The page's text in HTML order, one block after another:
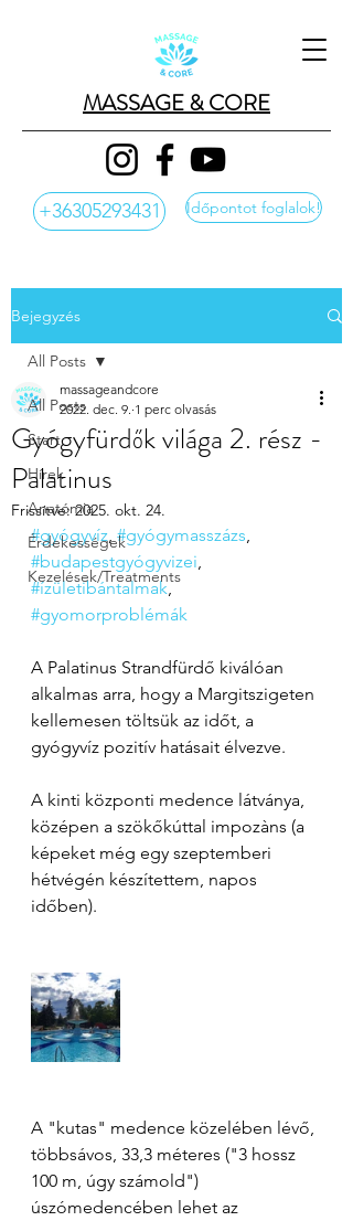
MASSAGE & CORE
+36305293431 Időpontot foglalok!
Bejegyzés
All Posts
Start
Hírek
Anatómia
Érdekességek
Kezelések/Treatments
All Posts
Gyógyfürdők világa 2. rész -
Palatinus
massageandcore
2022. dec. 9. 1 perc olvasás
Frissítve:2025. okt. 24.
#gyógyvíz, #gyógymasszázs,
#budapestgyógyvizei,
#ízületibántalmak,
#gyomorproblémák
A Palatinus Strandfürdő kiválóan
alkalmas arra, hogy a Margitszigeten
kellemesen töltsük az időt, a
gyógyvíz pozitív hatásait élvezve.
A kinti központi medence látványa,
középen a szökőkúttal impozàns (a
képeket még egy szeptemberi
hétvégén készítettem, napos
időben).
A "kutas" medence közelében lévő,
többsávos, 33,3 méteres ("3 hossz
100 m, úgy számold")
úszómedencében lehet az